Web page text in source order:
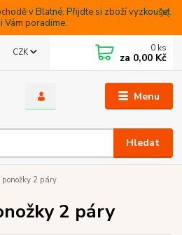
v Blatné. Přijdte si zboží vyzkoušet.
Vám poradíme.
Menu
CZK
Hledat
0 ks
za 0,00 Kč
2 páry
2 páry